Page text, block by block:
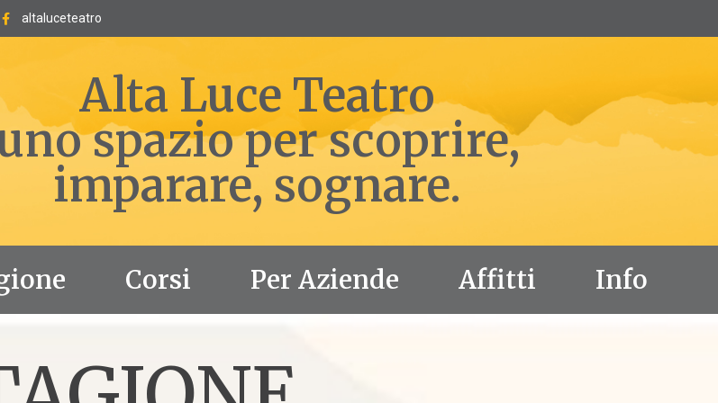
altaluceteatro
Alta Luce Teatro
spazio per scoprire,
imparare, sognare.
Corsi Per Aziende Affitti Info